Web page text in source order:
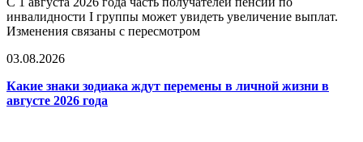
инвалидности I группы может увидеть увеличение выплат.
Изменения связаны с пересмотром
03.08.2026
Какие знаки зодиака ждут перемены в личной жизни в
августе 2026 года